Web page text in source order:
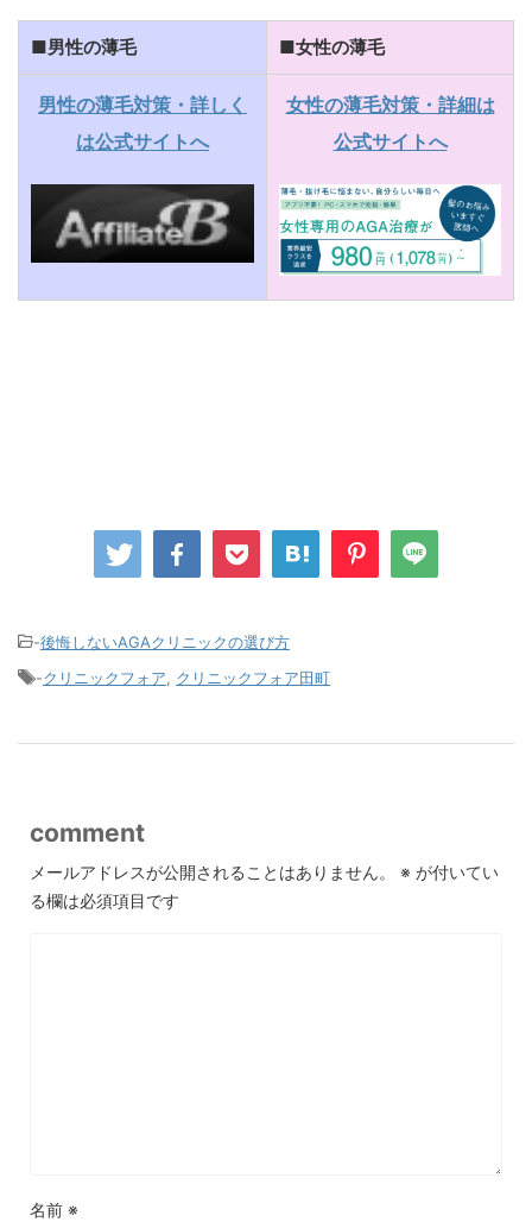
■男性の薄毛 ■女性の薄毛
男性の薄毛対策・詳しく
は公式サイトへ
女性の薄毛対策・詳細は
公式サイトへ
-後悔しないAGAクリニックの選び方
-クリニックフォア, クリニックフォア田町
comment
メールアドレスが公開されることはありません。 ※ が付いてい
る欄は必須項目です
名前 ※